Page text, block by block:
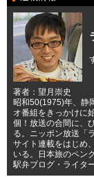
著者：望月崇史
昭和50(1975)年、静
オ番組をきっかけに
個！放送の合間に、
る。ニッポン放送「
サイト連載をはじめ
いる。日本旅のペン
駅弁ブログ・ライタ